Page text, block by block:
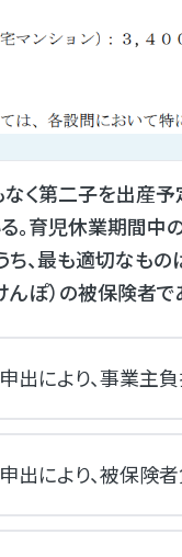
なく第二子を出産
る。育児休業期間
ち、最も適切なも
ぽ）の被保険者で
出により、事業主
出により、被保険